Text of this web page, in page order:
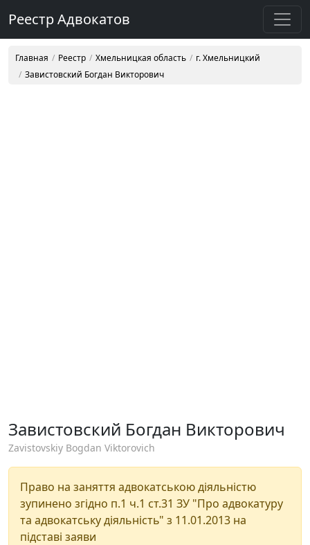
Реестр Адвокатов
Главная Реестр Хмельницкая область
г. Хмельницкий
Завистовский Богдан Викторович
Завистовский Богдан Викторович
Zavistovskiy Bogdan Viktorovich
Право на заняття адвокатською діяльністю
зупинено згідно п.1 ч.1 ст.31 ЗУ "Про адвокатуру
та адвокатську діяльність" з 11.01.2013 на
підставі заяви